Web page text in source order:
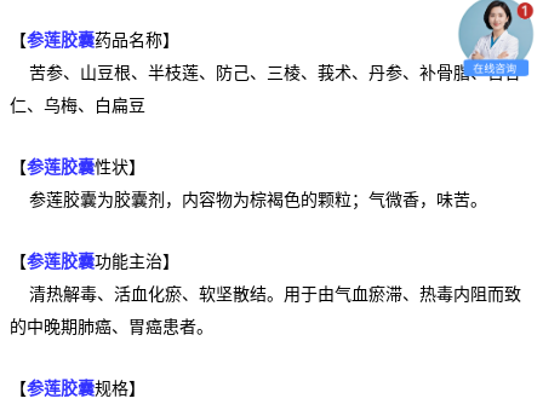
【参莲胶囊药品名称】
苦参、山豆根、半枝莲、防己、三棱、莪术、丹参、补骨脂、苦杏
仁、乌梅、白扁豆
【参莲胶囊性状】
参莲胶囊为胶囊剂，内容物为棕褐色的颗粒；气微香，味苦。
【参莲胶囊功能主治】
清热解毒、活血化瘀、软坚散结。用于由气血瘀滞、热毒内阻而致
的中晚期肺癌、胃癌患者。
【参莲胶囊规格】